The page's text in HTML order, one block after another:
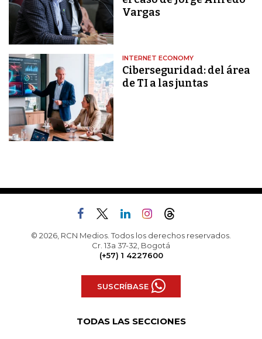
Vargas
INTERNET ECONOMY
Ciberseguridad: del área
de TI a las juntas
© 2026, RCN Medios. Todos los derechos reservados.
Cr. 13a 37-32, Bogotá
(+57) 1 4227600
SUSCRÍBASE
TODAS LAS SECCIONES